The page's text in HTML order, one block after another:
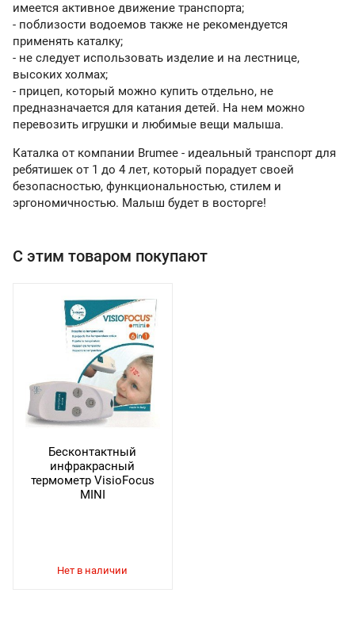
имеется активное движение транспорта;
- поблизости водоемов также не рекомендуется
применять каталку;
- не следует использовать изделие и на лестнице,
высоких холмах;
- прицеп, который можно купить отдельно, не
предназначается для катания детей. На нем можно
перевозить игрушки и любимые вещи малыша.
Каталка от компании Brumee - идеальный транспорт для
ребятишек от 1 до 4 лет, который порадует своей
безопасностью, функциональностью, стилем и
эргономичностью. Малыш будет в восторге!
С этим товаром покупают
Бесконтактный
инфракрасный
термометр VisioFocus
MINI